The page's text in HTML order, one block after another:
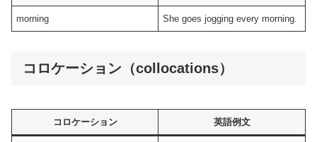
morning She goes jogging every morning.
コロケーション（collocations）
コロケーション 英語例文